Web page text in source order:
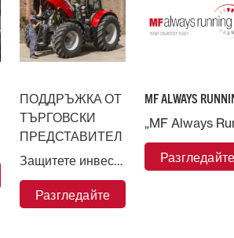
ПОДДРЪЖКА ОТ
ТЪРГОВСКИ
ПРЕДСТАВИТЕЛ
Защитете инвестицията си в Massey Ferguson и поверете машината си в ръцете на експертите.
Разгледайте
MF ALWAYS